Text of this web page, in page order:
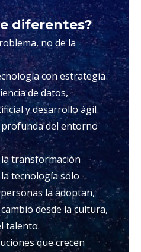
diferentes?
no de la
con estrategia
de datos,
y desarrollo ágil
del entorno
transformación
tecnología solo
la adoptan,
desde la cultura,
talento.
que crecen